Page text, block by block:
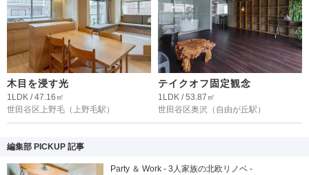
木目を浸す光
1LDK / 47.16㎡
世田谷区上野毛 （上野毛駅）
テイクオフ固定観念
1LDK / 53.87㎡
世田谷区奥沢 （自由が丘駅）
編集部 PICKUP 記事
Party ＆ Work - 3人家族の北欧リノベ -